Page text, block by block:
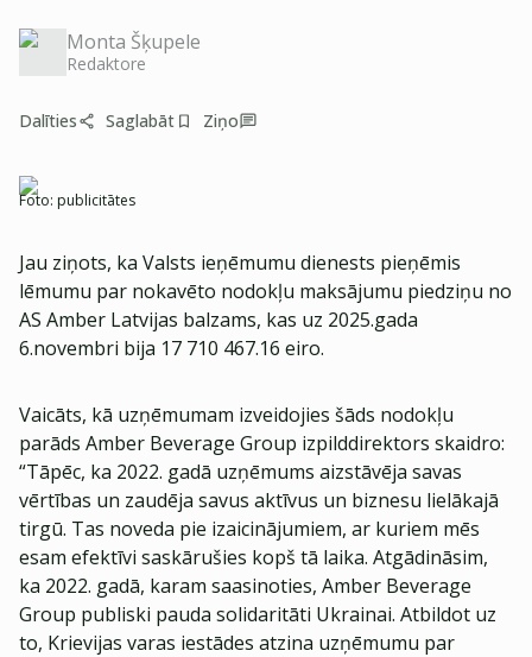
Monta Šķupele
Redaktore
Dalīties Saglabāt Ziņo
Foto: publicitātes
Jau ziņots, ka Valsts ieņēmumu dienests pieņēmis
lēmumu par nokavēto nodokļu maksājumu piedziņu no
AS Amber Latvijas balzams, kas uz 2025.gada
6.novembri bija 17 710 467.16 eiro.
Vaicāts, kā uzņēmumam izveidojies šāds nodokļu
parāds Amber Beverage Group izpilddirektors skaidro:
“Tāpēc, ka 2022. gadā uzņēmums aizstāvēja savas
vērtības un zaudēja savus aktīvus un biznesu lielākajā
tirgū. Tas noveda pie izaicinājumiem, ar kuriem mēs
esam efektīvi saskārušies kopš tā laika. Atgādināsim,
ka 2022. gadā, karam saasinoties, Amber Beverage
Group publiski pauda solidaritāti Ukrainai. Atbildot uz
to, Krievijas varas iestādes atzina uzņēmumu par